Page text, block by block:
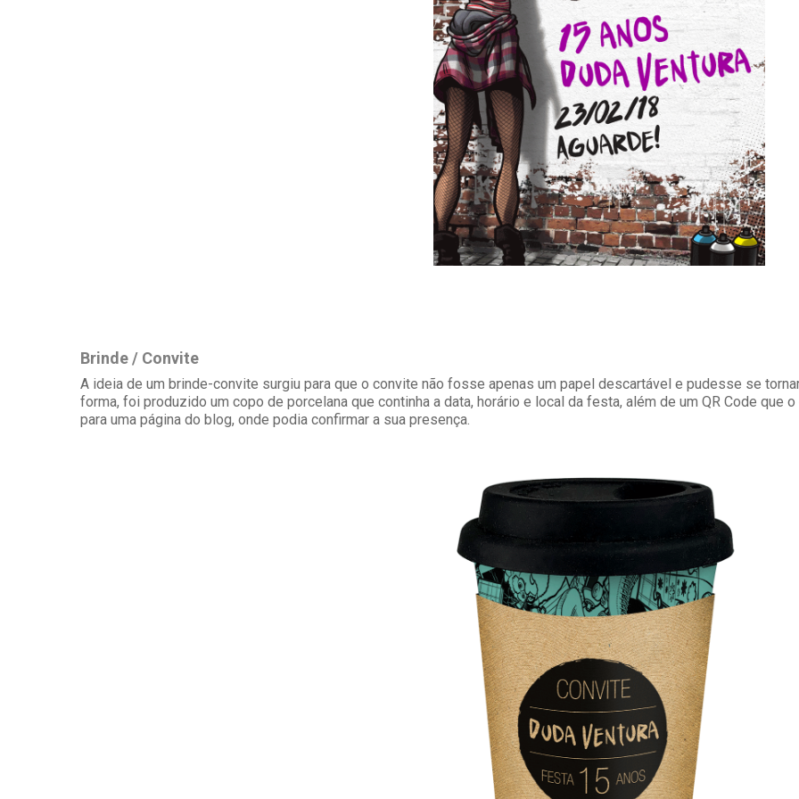
Brinde / Convite
A ideia de um brinde-convite surgiu para que o convite não fosse apenas um papel descartável e pudesse se
forma, foi produzido um copo de porcelana que continha a data, horário e local da festa, além de um QR Code que
para uma página do blog, onde podia confirmar a sua presença.